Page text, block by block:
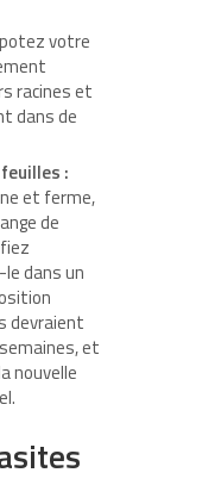
votre
racines et
dans de
:
et ferme,
de
dans un
devraient
et
nouvelle